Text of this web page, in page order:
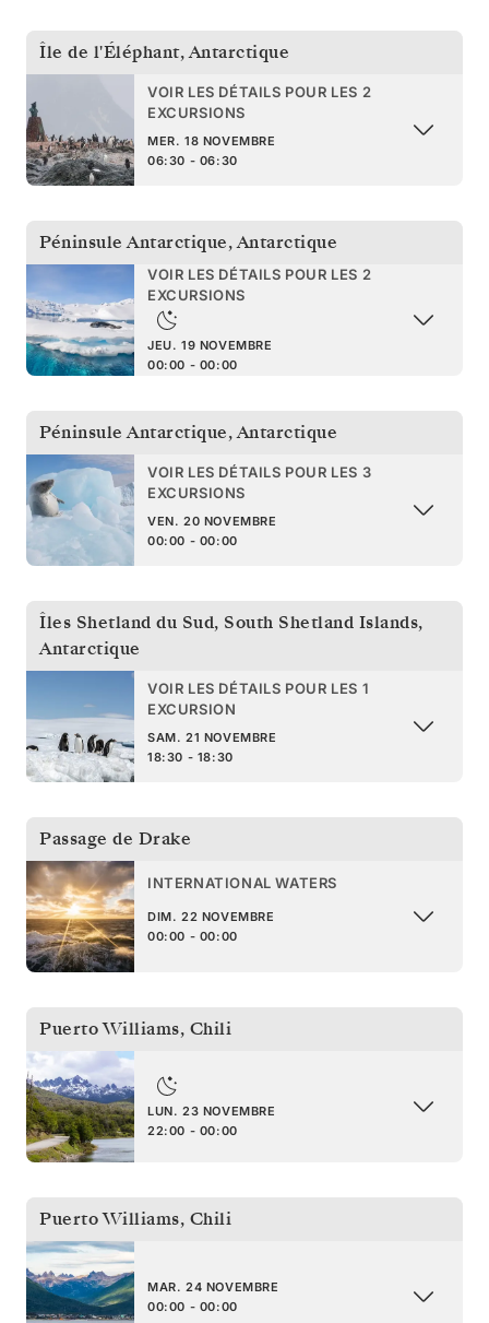
Île de l'Éléphant,Antarctique
VOIR LES DÉTAILS POUR LES 2
EXCURSIONS
MER. 18 NOVEMBRE
06:30 - 06:30
Péninsule Antarctique,Antarctique
VOIR LES DÉTAILS POUR LES 2
EXCURSIONS
JEU. 19 NOVEMBRE
00:00 - 00:00
Péninsule Antarctique,Antarctique
VOIR LES DÉTAILS POUR LES 3
EXCURSIONS
VEN. 20 NOVEMBRE
00:00 - 00:00
Îles Shetland du Sud, South Shetland Islands,
Antarctique
VOIR LES DÉTAILS POUR LES 1
EXCURSION
SAM. 21 NOVEMBRE
18:30 - 18:30
Passage de Drake
INTERNATIONAL WATERS
DIM. 22 NOVEMBRE
00:00 - 00:00
Puerto Williams, Chili
LUN. 23 NOVEMBRE
22:00 - 00:00
Puerto Williams, Chili
MAR. 24 NOVEMBRE
00:00 - 00:00